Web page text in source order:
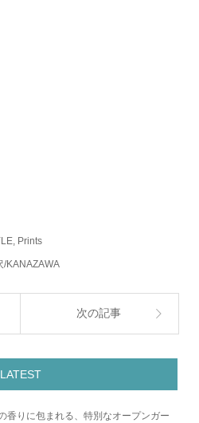
Prints
/KANAZAWA
次の記事
LATEST
香りに包まれる、特別なオープンガー